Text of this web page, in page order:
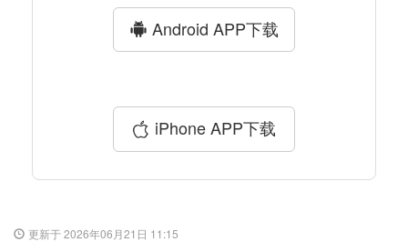
Android APP下载
iPhone APP下载
更新于 2026年06月21日 11:15